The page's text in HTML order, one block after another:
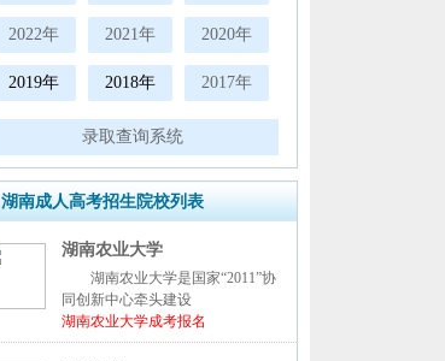
2022年 2021年 2020年
2019年 2018年 2017年
录取查询系统
湖南成人高考招生院校列表
湖南农业大学
湖南农业大学是国家“2011”协
同创新中心牵头建设
湖南农业大学成考报名